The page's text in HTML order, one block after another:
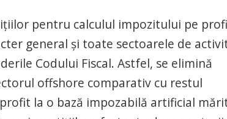
pentru calculul impozitului pe
general și toate sectoarele de
Codului Fiscal. Astfel, se elimină
offshore comparativ cu restul
la o bază impozabilă artificial